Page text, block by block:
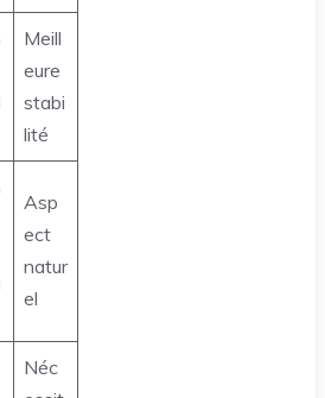
Meill
eure
stabi
lité
Asp
ect
natur
el
Néc